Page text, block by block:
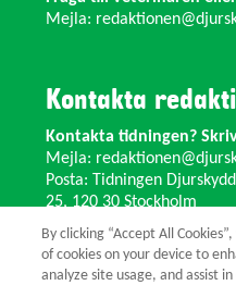
Mejla:
Kontakta
Kontakta tidningen?
Mejla:
Posta: Tidningen
25, 120 30 Stockholm
Ändra adress? Kontakta
Växel: 08-673 35 11 E-
© 2026 Tidningen
By clicking “Accept All
of cookies on your device to
analyze site usage, and assist